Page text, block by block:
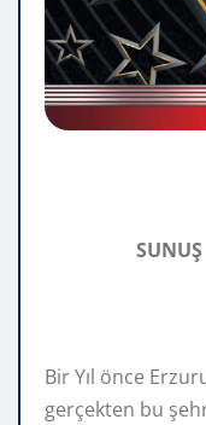
SUNUŞ
Bir Yıl önce
gerçekten bu